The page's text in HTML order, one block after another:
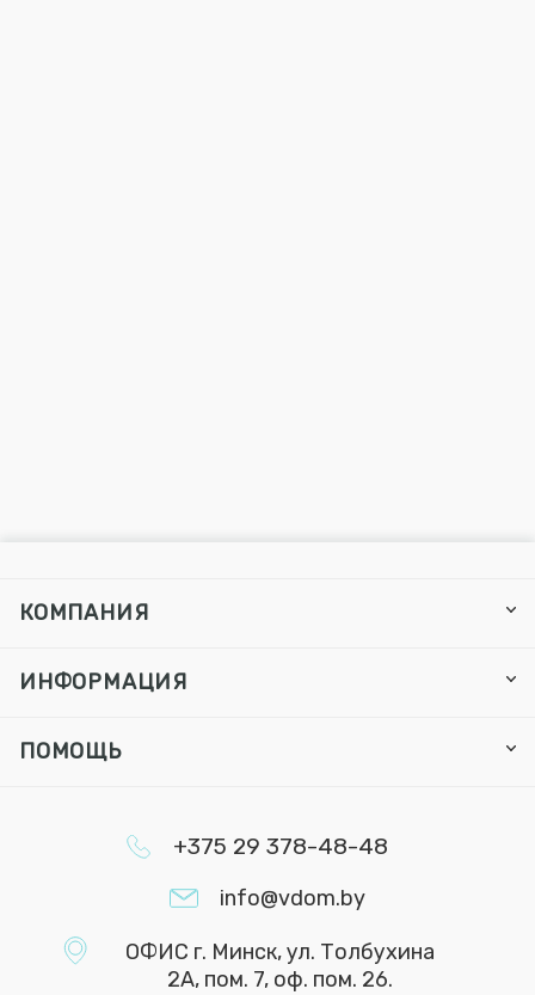
КОМПАНИЯ
ИНФОРМАЦИЯ
ПОМОЩЬ
+375 29 378-48-48
info@vdom.by
ОФИС г. Минск, ул. Толбухина
2А, пом. 7, оф. пом. 26.